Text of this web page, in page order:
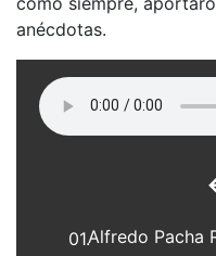
anécdotas.
01.